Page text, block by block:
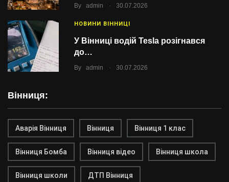
By admin . 30.07.2026
НОВИНИ ВІННИЦІ
У Вінниці водій Tesla розігнався
до…
By admin . 30.07.2026
Вінниця:
Аварія Вінниця Вінниця Вінниця 1 клас
Вінниця Бомба Вінниця відео Вінниця школа
Вінниця школи ДТП Вінниця